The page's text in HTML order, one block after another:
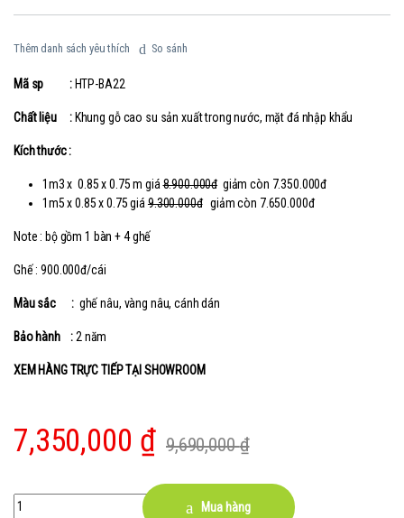
Thêm danh sách yêu thích So sánh
Mã sp : HTP-BA22
Chất liệu : Khung gỗ cao su sản xuất trong nước, mặt đá nhập khẩu
Kích thước :
1m3 x 0.85 x 0.75 m giá8.900.000đgiảm còn 7.350.000đ
1m5 x 0.85 x 0.75 giá 9.300.000đgiảm còn 7.650.000đ
Note : bộ gồm 1 bàn + 4 ghế
Ghế : 900.000đ/cái
Màu sắc : ghế nâu, vàng nâu, cánh dán
Bảo hành :2 năm
XEM HÀNG TRỰC TIẾP TẠI SHOWROOM
7,350,000 ₫ 9,690,000₫
Quantity Mua hàng